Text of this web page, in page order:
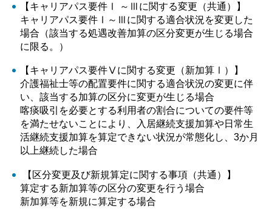
【キャリアパス要件Ⅰ ～Ⅲに関する変更（共通）】
キャリアパス要件Ⅰ～Ⅲに関する適合状況を変更した
場合（該当する処遇改善加算の区分変更が生じる場合
に限る。）
【キャリアパス要件Ⅴに関する変更（新加算Ⅰ）】
介護福祉士等の配置要件に関する適合状況の変更に伴
い、該当する加算の区分に変更が生じる場合
喀痰吸引を必要とする利用者の割合についての要件等
を満たせないことにより、入居継続支援加算や日常生
活継続支援加算を算定できない状況が常態化し、3か月
以上継続した場合
【区分変更及び新規算定に関する事項（共通）】
算定する新加算等の区分の変更を行う場合
新加算等を新規に算定する場合